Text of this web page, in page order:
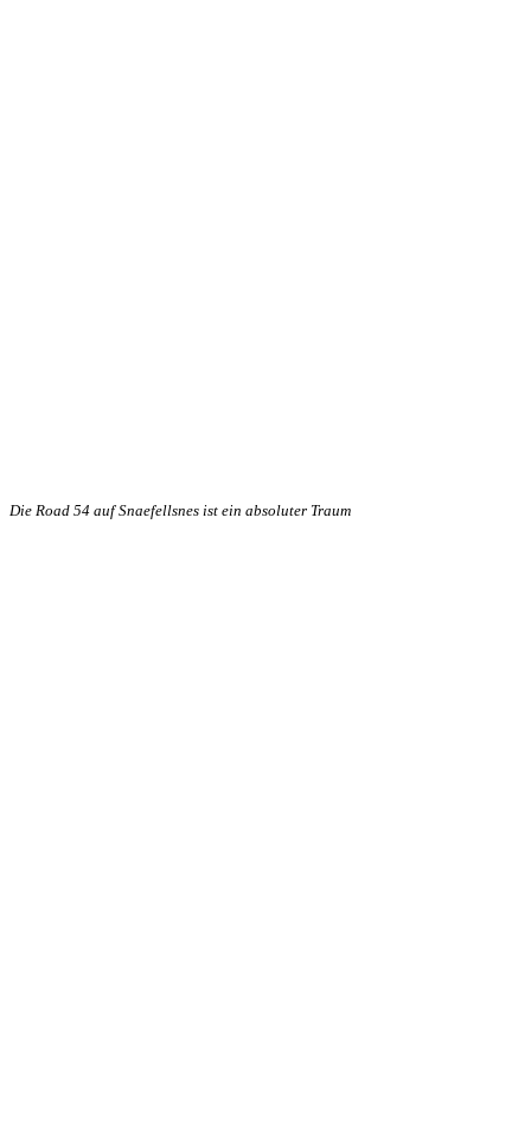
Die Road 54 auf Snaefellsnes ist ein absoluter Traum